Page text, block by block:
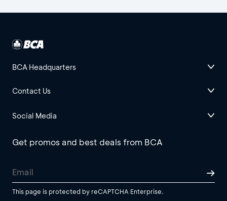
BCA Headquarters
Contact Us
Social Media
Get promos and best deals from BCA
This page is protected by reCAPTCHA Enterprise.